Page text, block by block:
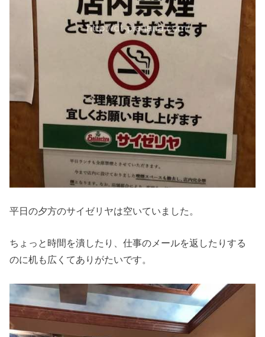
平日の夕方のサイゼリヤは空いていました。
ちょっと時間を潰したり、仕事のメールを返したりする
のに机も広くてありがたいです。